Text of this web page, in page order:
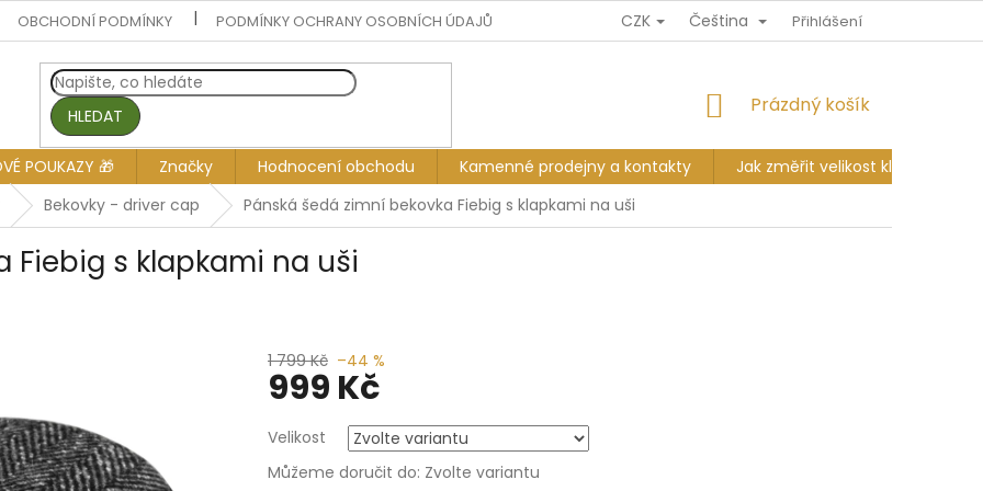
OBCHODNÍ PODMÍNKY PODMÍNKY OCHRANY OSOBNÍCH ÚDAJŮ DOPRAVA A PLATBA VÝMĚNA A VRÁCENÍ
CZK Čeština Přihlášení
HLEDAT
NÁKUPNÍ
Prázdný košík
POUKAZY 🎁 Značky Hodnocení obchodu Kamenné prodejny a kontakty
Jak změřit velikost klobouku?
Bekovky - driver cap Pánská šedá zimní bekovka Fiebig s klapkami na uši
Fiebig s klapkami na uši
1 799 Kč –44 %
999 Kč
cena:
Velikost
Můžeme doručit do: Zvolte variantu